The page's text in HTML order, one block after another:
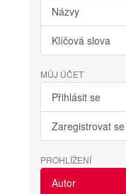
Názvy
Klíčová slova
MŮJ ÚČET
Přihlásit se
Zaregistrovat se
PROHLÍŽENÍ
Autor